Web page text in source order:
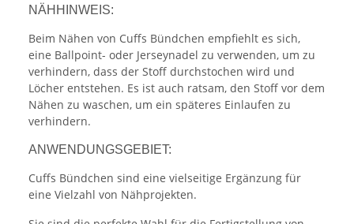
NÄHHINWEIS:
Beim Nähen von Cuffs Bündchen empfiehlt es sich,
eine Ballpoint- oder Jerseynadel zu verwenden, um zu
verhindern, dass der Stoff durchstochen wird und
Löcher entstehen. Es ist auch ratsam, den Stoff vor dem
Nähen zu waschen, um ein späteres Einlaufen zu
verhindern.
ANWENDUNGSGEBIET:
Cuffs Bündchen sind eine vielseitige Ergänzung für
eine Vielzahl von Nähprojekten.